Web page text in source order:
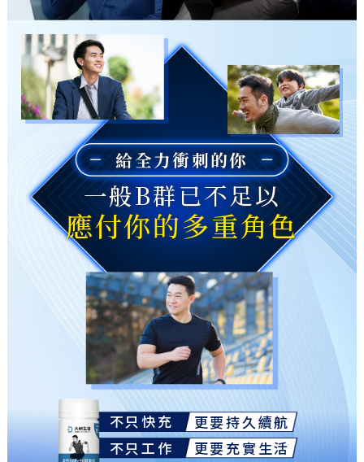
給全力衝刺的你
一般B群已不足以
應付你的多重角色
不只快充 更要持久續航
不只工作
更要充實生活